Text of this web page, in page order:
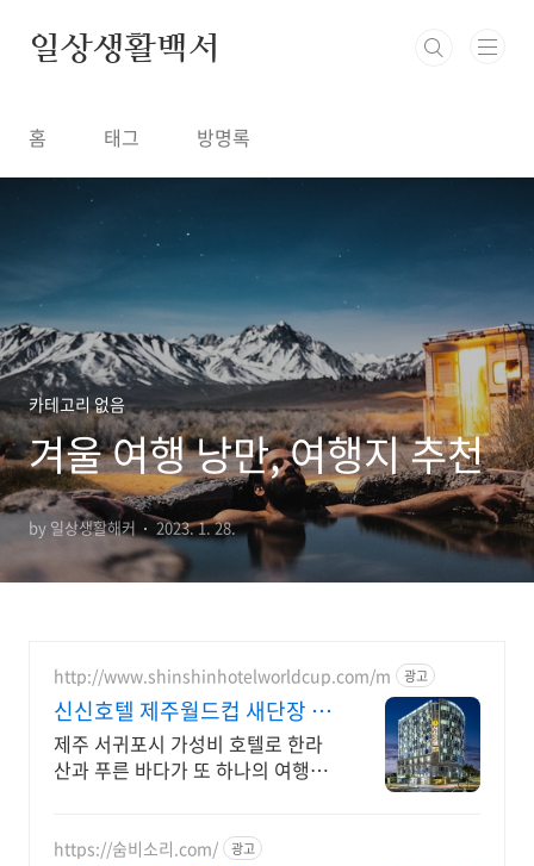
일상생활백서
홈 태그 방명록
카테고리 없음
겨울 여행 낭만, 여행지 추천
by 일상생활해커 2023. 1. 28.
http://www.shinshinhotelworldcup.com/m 광고
신신호텔 제주월드컵 새단장 신
신호텔 제주월드컵
제주 서귀포시 가성비 호텔로 한라
산과 푸른 바다가 또 하나의 여행을
https://숨비소리.com/ 광고